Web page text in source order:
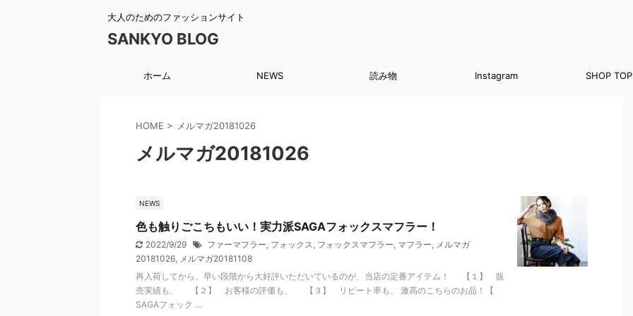
大人のためのファッションサイト
SANKYO BLOG
ホーム NEWS 読み物 Instagram SHOP TOP
HOME > メルマガ20181026
メルマガ20181026
NEWS
色も触りごこちもいい！実力派SAGAフォックスマフラー！
2022/9/29 ファーマフラー, フォックス, フォックスマフラー, マフラー, メルマガ
20181026, メルマガ20181108
再入荷してから、早い段階から大好評いただいているのが、当店の定番アイテム！ 【１】 販
売実績も、 【２】 お客様の評価も、 【３】 リピート率も、 激高のこちらのお品！【
SAGAフォック ...